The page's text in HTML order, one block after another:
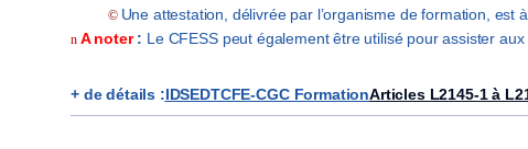
© Une attestation, délivrée par l’organisme de formation, est
n A noter: Le CFESS peut également être utilisé pour assister aux
+ de détails :IDSEDTCFE-CGC FormationArticles L2145-1 à